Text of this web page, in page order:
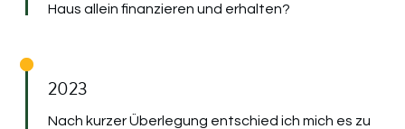
Haus allein finanzieren und erhalten?
2023
Nach kurzer Überlegung entschied ich mich es zu